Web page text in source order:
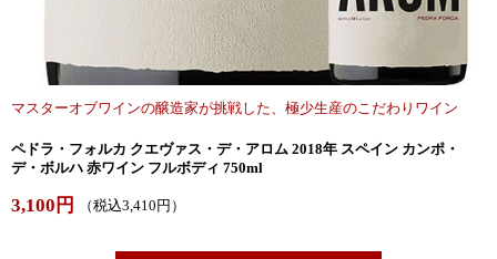
マスターオブワインの醸造家が挑戦した、極少生産のこだわりワイン
ペドラ・フォルカ クエヴァス・デ・アロム 2018年 スペイン カンポ・
デ・ボルハ 赤ワイン フルボディ 750ml
3,100円 （税込3,410円）